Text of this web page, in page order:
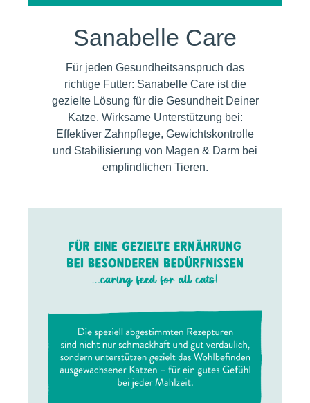
Sanabelle Care
Für jeden Gesundheitsanspruch das
richtige Futter: Sanabelle Care ist die
gezielte Lösung für die Gesundheit Deiner
Katze. Wirksame Unterstützung bei:
Effektiver Zahnpflege, Gewichtskontrolle
und Stabilisierung von Magen & Darm bei
empfindlichen Tieren.